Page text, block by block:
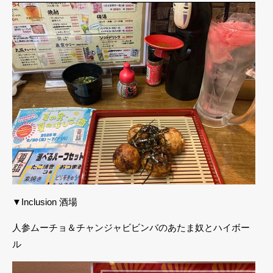
▼Inclusion 酒場
人参ムーチョ＆チャンジャビビンバのあたま奴とハイボー
ル